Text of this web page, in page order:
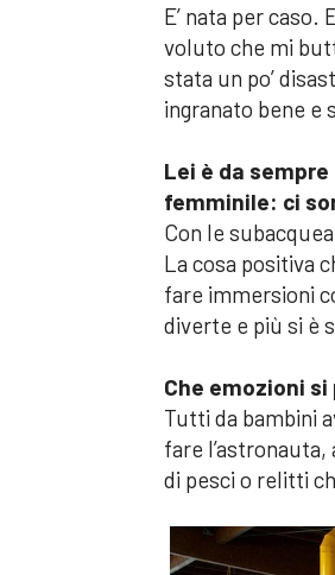
E’ nata per
voluto che mi
stata un po’
ingranato bene e
Lei è da
femminile: ci
Con le
La cosa positiva
fare immersioni
diverte e più si è
Che emozioni
Tutti da bambini
fare
di pesci o relitti